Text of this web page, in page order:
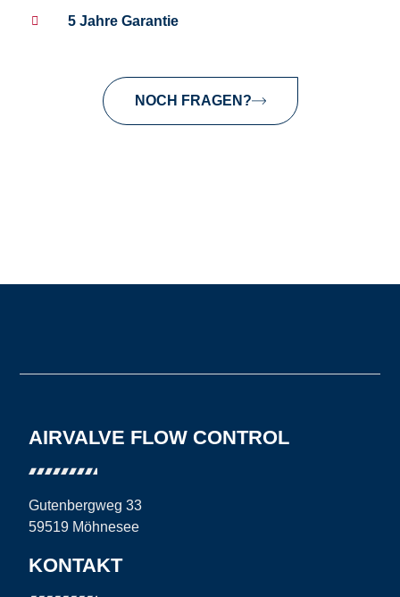
5 Jahre Garantie
NOCH FRAGEN?
AIRVALVE FLOW CONTROL
Gutenbergweg 33
59519 Möhnesee
KONTAKT